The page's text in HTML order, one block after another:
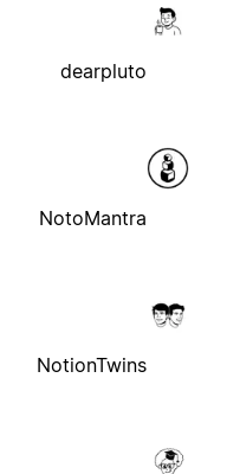
dearpluto
NotoMantra
NotionTwins